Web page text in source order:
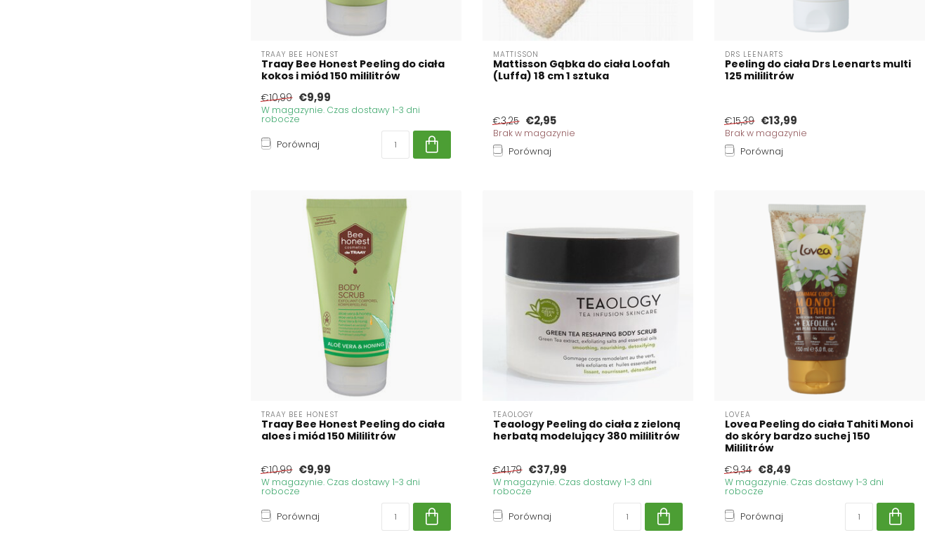
TRAAY BEE HONEST
Traay Bee Honest Peeling do ciała
kokos i miód 150 mililitrów
€10,99 €9,99
W magazynie. Czas dostawy 1-3 dni
robocze
Porównaj
MATTISSON
Mattisson Gąbka do ciała Loofah
(Luffa) 18 cm 1 sztuka
€3,25 €2,95
Brak w magazynie
Porównaj
DRS LEENARTS
Peeling do ciała Drs Leenarts multi
125 mililitrów
€15,39 €13,99
Brak w magazynie
Porównaj
TRAAY BEE HONEST
Traay Bee Honest Peeling do ciała
aloes i miód 150 Mililitrów
€10,99 €9,99
W magazynie. Czas dostawy 1-3 dni
robocze
Porównaj
TEAOLOGY
Teaology Peeling do ciała z zieloną
herbatą modelujący 380 mililitrów
€41,79 €37,99
W magazynie. Czas dostawy 1-3 dni
robocze
Porównaj
LOVEA
Lovea Peeling do ciała Tahiti Monoi
do skóry bardzo suchej 150
Mililitrów
€9,34 €8,49
W magazynie. Czas dostawy 1-3 dni
robocze
Porównaj